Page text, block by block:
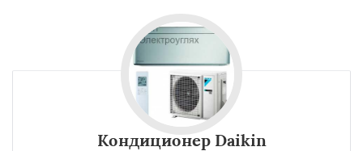
Кондиционер Daikin